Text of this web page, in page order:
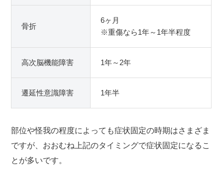
骨折
6ヶ月
※重傷なら1年～1年半程度
高次脳機能障害 1年～2年
遷延性意識障害 1年半
部位や怪我の程度によっても症状固定の時期はさまざま
ですが、おおむね上記のタイミングで症状固定になるこ
とが多いです。